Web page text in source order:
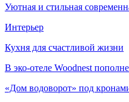
Уютная и стильная
Интерьер
Кухня для счастливой жизни
В эко-отеле Woodnest
«Дом водоворот» под